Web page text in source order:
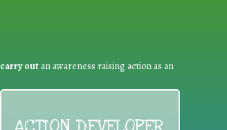
carry out an awareness raising action as an